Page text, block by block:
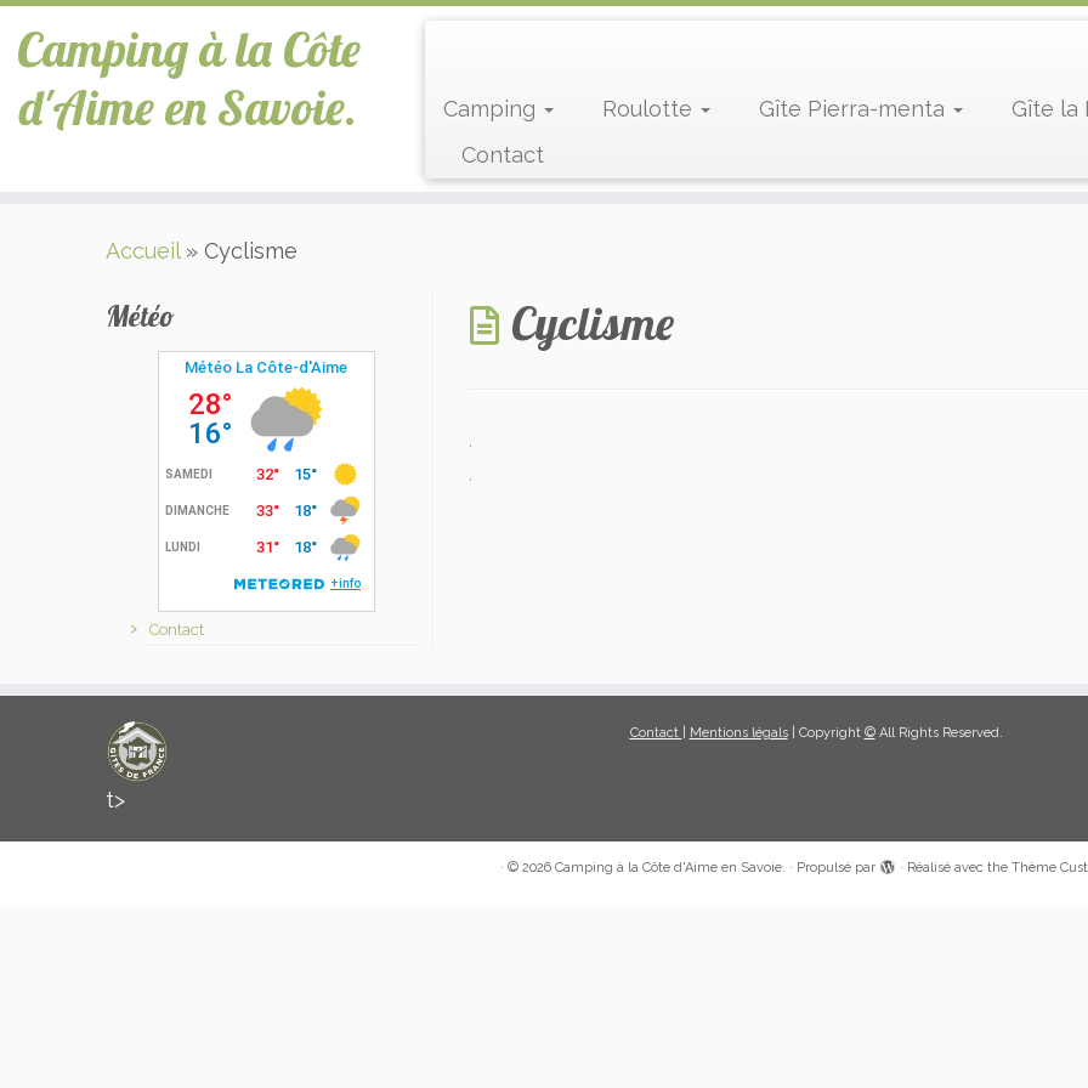
Camping à la Côte
d'Aime en Savoie.
Camping Roulotte Gîte Pierra-menta Gîte la
Contact
Accueil » Cyclisme
Météo
Contact
Cyclisme
t>
Contact Mentions légals| Copyright ©All Rights Reserved.
· © 2026 Camping à la Côte d'Aime en Savoie. · Propulsé par · Réalisé avec the Thème